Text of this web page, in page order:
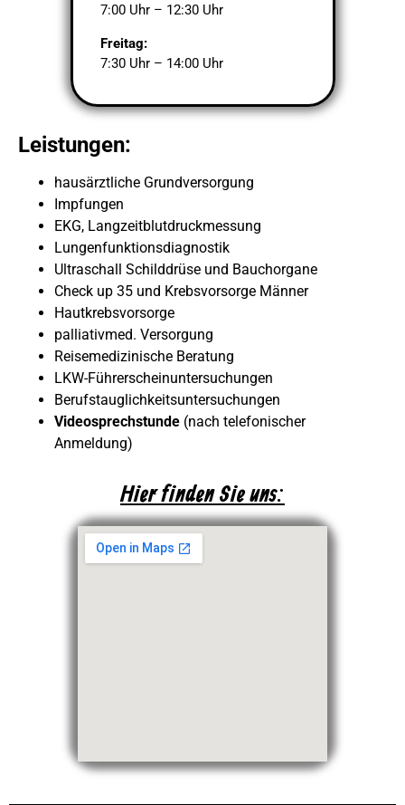
7:00 Uhr – 12:30 Uhr
Freitag:
7:30 Uhr – 14:00 Uhr
Leistungen:
hausärztliche Grundversorgung
Impfungen
EKG, Langzeitblutdruckmessung
Lungenfunktionsdiagnostik
Ultraschall Schilddrüse und Bauchorgane
Check up 35 und Krebsvorsorge Männer
Hautkrebsvorsorge
palliativmed. Versorgung
Reisemedizinische Beratung
LKW-Führerscheinuntersuchungen
Berufstauglichkeitsuntersuchungen
Videosprechstunde (nach telefonischer
Anmeldung)
Hier finden Sie uns: